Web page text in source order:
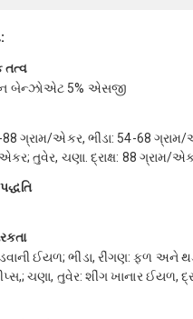
તત્વ
બેન્ઝોએટ 5% એસજી
ગ્રામ/એકર, ભીંડા: 54-68
તુવેર, ચણા. દ્રાક્ષ: 88 ગ્રામ/
ઈયળ; ભીંડા, રીંગણ: ફળ અને
ચણા, તુવેર: શીંગ ખાનાર ઈયળ,